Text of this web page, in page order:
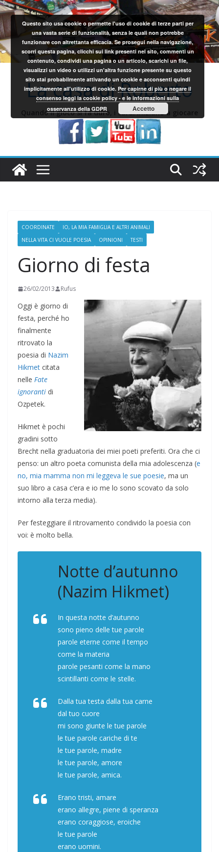
Salta
al
contenuto
La casa di Roberto
Quando il gioco si fa duro, i sardi iniziano a giocare
COORDINATE
IO, LA MIA FAMIGLIA E ALTRI ANIMALI
NELLA VITA CI VUOLE POESIA
OPINIONI TESTI
Giorno di festa
26/02/2013 Rufus
Oggi è giorno di
festa, perché ho
finalmente
ritrovato la
poesia di Nazim
Hikmet citata
nelle Fate
ignoranti di
Ozpetek.
Hikmet è pochi
gradini sotto
Brecht nella graduatoria dei miei poeti preferiti. Ora che ci
penso: un altro poeta comunista della mia adolescenza (e
no, mia mamma non mi leggeva le sue poesie, ma un
suo libro a casa c’era e io me lo sono scovato da solo
intorno alla terza media).
Per festeggiare il ritrovamento condivido la poesia con
voi: è molto bella.
Notte d’autunno
(Nazim Hikmet)
In questa notte d’autunno
sono pieno delle tue parole
parole eterne come il tempo
come la materia
parole pesanti come la mano
scintillanti come le stelle.
Dalla tua testa dalla tua carne
dal tuo cuore
mi sono giunte le tue parole
le tue parole cariche di te
le tue parole, madre
le tue parole, amore
le tue parole, amica.
Erano tristi, amare
erano allegre, piene di speranza
erano coraggiose, eroiche
le tue parole
erano uomini.
Questo sito usa cookie o permette l'uso di cookie di terze parti per
una vasta serie di funzionalità, senza le quali non potrebbe
funzionare con altrettanta efficacia. Se prosegui nella navigazione,
scorri questa pagina, clicchi sui link presenti nel sito, commenti un
contenuto, condividi una pagina o un articolo, scarichi un file,
visualizzi un video o utilizzi un'altra funzione presente su questo
sito stai probabilmente attivando un cookie e acconsenti quindi
implicitamente all'utilizzo di cookie.Per capirne di più o negare il
consenso leggi la cookie policy - e le informazioni sulla
osservanza della GDPR
Accetto